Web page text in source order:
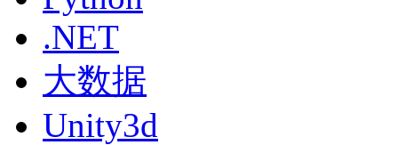
.NET
大数据
Unity3d